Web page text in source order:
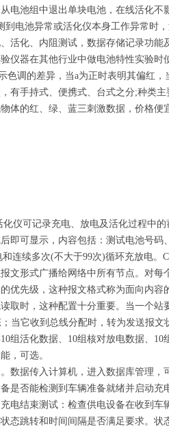
电池组中退出单块电池，在线活化不
电池异常或活化仪本身工作异常时
活化、内阻测试，数据存储记录功
仪器在其他行业中做电池特性实验
色调的差异，当a为正时表明其偏红
有手持式、便携式、台式之分;种类
体的红、绿、蓝三刺激数据，价格便
仪可记录充电、放电及活化过程中
即可显示，内容包括：测试电池号
连续多次(不大于99次)循环充放电
文形式广播给网络中所有节点。对
优先级，这种报文格式称为面向内
取时，这种配置十分重要。当一个
当它收到总线分配时，转为发送报文
组活化数据、10组核对放电数据、
，可选。
数据传入计算机，进入数据库管理
是否能检测到车辆准备就绪并启动
电结束测试：检查供电设备在收到
态跳转和时间间隔是否满足要求。